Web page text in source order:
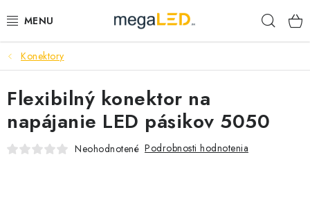
na
PRIEMYSEL
SVIETIDLÁ
ŽIAROVKY A TRUBICE
Konektory
Flexibilný konektor na
napájanie LED pásikov 5050
Neohodnotené Podrobnosti hodnotenia